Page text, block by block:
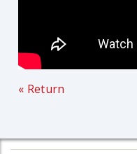
« Return